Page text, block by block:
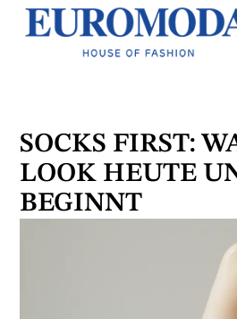
SOCKS FIRST:
LOOK HEUTE
BEGINNT